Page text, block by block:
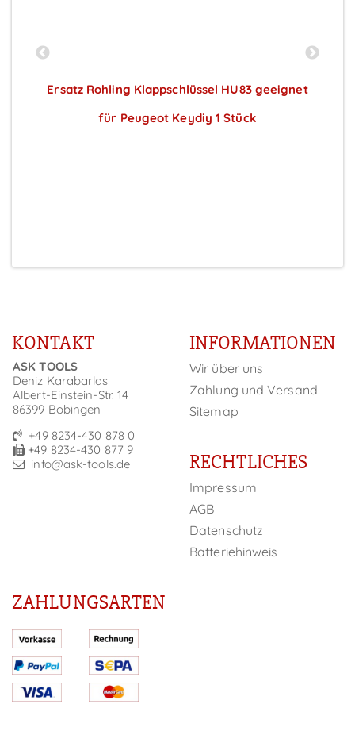
Ersatz Rohling Klappschlüssel HU83 geeignet
für Peugeot Keydiy 1 Stück
KONTAKT
ASK TOOLS
Deniz Karabarlas
Albert-Einstein-Str. 14
86399 Bobingen
+49 8234-430 878 0
+49 8234-430 877 9
info@ask-tools.de
INFORMATIONEN
Wir über uns
Zahlung und Versand
Sitemap
RECHTLICHES
Impressum
AGB
Datenschutz
Batteriehinweis
ZAHLUNGSARTEN